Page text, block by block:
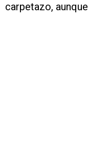
carpetazo,